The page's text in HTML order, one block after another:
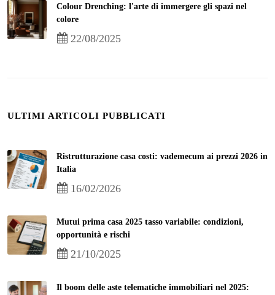
Colour Drenching: l'arte di immergere gli spazi nel
colore
22/08/2025
ULTIMI ARTICOLI PUBBLICATI
Ristrutturazione casa costi: vademecum ai prezzi 2026 in
Italia
16/02/2026
Mutui prima casa 2025 tasso variabile: condizioni,
opportunità e rischi
21/10/2025
Il boom delle aste telematiche immobiliari nel 2025: